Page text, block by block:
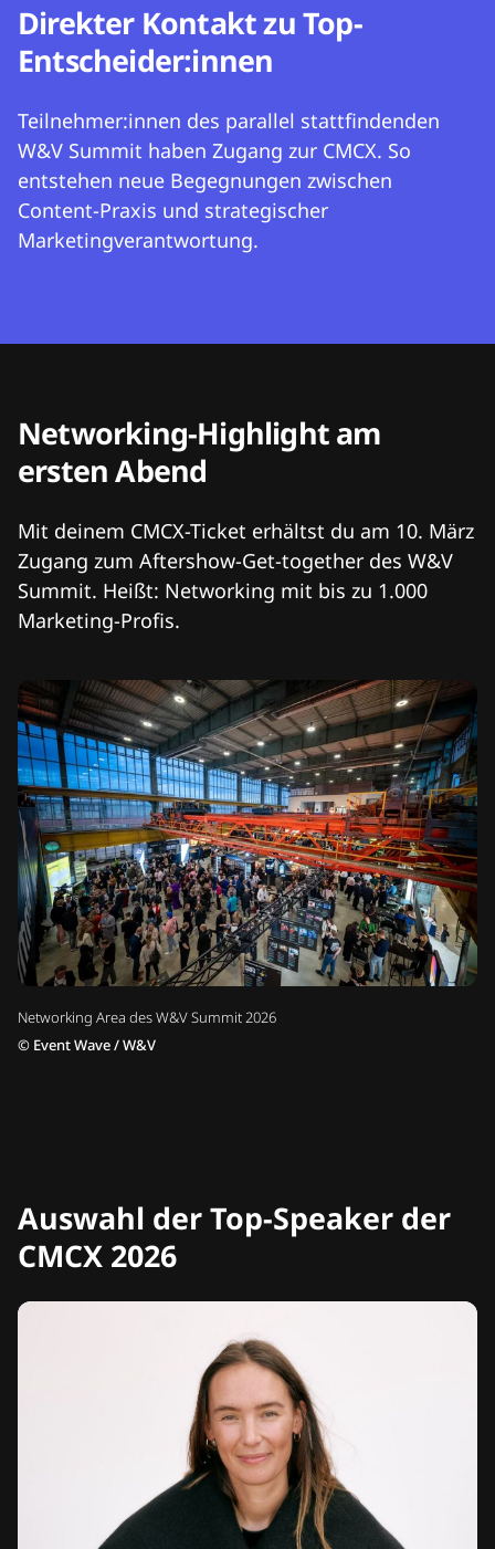
Direkter Kontakt zu Top-
Entscheider:innen
Teilnehmer:innen des parallel stattfindenden
W&V Summit haben Zugang zur CMCX. So
entstehen neue Begegnungen zwischen
Content-Praxis und strategischer
Marketingverantwortung.
Networking Area des W&V Summit 2026
© Event Wave / W&V
Networking-Highlight am
ersten Abend
Mit deinem CMCX-Ticket erhältst du am 10. März
Zugang zum Aftershow-Get-together des W&V
Summit. Heißt: Networking mit bis zu 1.000
Marketing-Profis.
Auswahl der Top-Speaker der
CMCX 2026